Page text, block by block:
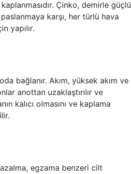
Çinko, demirle güçlü
karşı, her türlü hava
yapılır.
bağlanır. Akım, yüksek akım ve
anottan uzaklaştırılır ve
kalıcı olmasını ve kaplama
egzama benzeri cilt